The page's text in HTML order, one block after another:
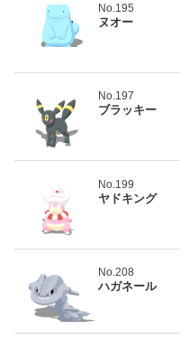
No.195
ヌオー
No.197
ブラッキー
No.199
ヤドキング
No.208
ハガネール